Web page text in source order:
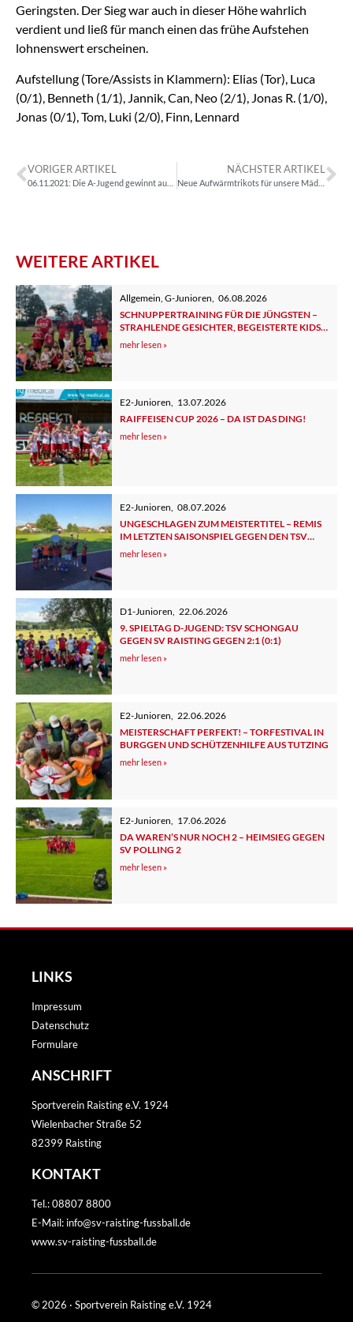
Geringsten. Der Sieg war auch in dieser Höhe wahrlich
verdient und ließ für manch einen das frühe Aufstehen
lohnenswert erscheinen.
Aufstellung (Tore/Assists in Klammern): Elias (Tor), Luca
(0/1), Benneth (1/1), Jannik, Can, Neo (2/1), Jonas R. (1/0),
Jonas (0/1), Tom, Luki (2/0), Finn, Lennard
VORIGER ARTIKEL NÄCHSTER ARTIKEL
Neue Aufwärmtrikots für unsere Mädels
WEITERE ARTIKEL
Allgemein ,G-Junioren
06.08.2026
SCHNUPPERTRAINING FÜR DIE JÜNGSTEN –
STRAHLENDE GESICHTER, BEGEISTERTE KIDS
UND ELTERN
mehr lesen »
E2-Junioren, 13.07.2026
RAIFFEISEN CUP 2026 – DA IST DAS DING!
mehr lesen »
E2-Junioren
08.07.2026
UNGESCHLAGEN ZUM MEISTERTITEL – REMIS
IM LETZTEN SAISONSPIEL GEGEN DEN TSV
TUTZING 2
mehr lesen »
D1-Junioren
22.06.2026
9. SPIELTAG D-JUGEND: TSV SCHONGAU
GEGEN SV RAISTING GEGEN 2:1 (0:1)
mehr lesen »
E2-Junioren, 22.06.2026
MEISTERSCHAFT PERFEKT! – TORFESTIVAL IN
BURGGEN UND SCHÜTZENHILFE AUS TUTZING
mehr lesen »
E2-Junioren
17.06.2026
DA WAREN’S NUR NOCH 2 – HEIMSIEG GEGEN
SV POLLING 2
mehr lesen »
LINKS
Impressum
Datenschutz
Formulare
ANSCHRIFT
Sportverein Raisting e.V. 1924
Wielenbacher Straße 52
82399 Raisting
KONTAKT
Tel.: 08807 8800
E-Mail: info@sv-raisting-fussball.de
www.sv-raisting-fussball.de
© 2026 · Sportverein Raisting e.V. 1924